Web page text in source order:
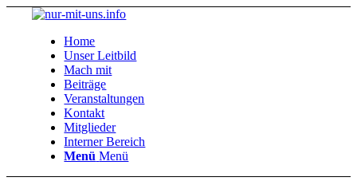
Home
Unser Leitbild
Mach mit
Beiträge
Veranstaltungen
Kontakt
Mitglieder
Interner Bereich
Menü Menü